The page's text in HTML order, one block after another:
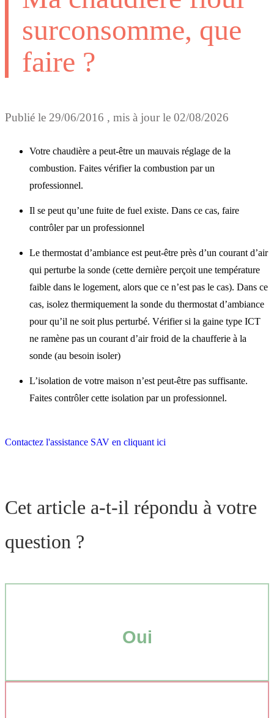
surconsomme, que
faire ?
Publié le 29/06/2016 , mis à jour le 02/08/2026
Votre chaudière a peut-être un mauvais réglage de la
combustion. Faites vérifier la combustion par un
professionnel.
Il se peut qu’une fuite de fuel existe. Dans ce cas, faire
contrôler par un professionnel
Le thermostat d’ambiance est peut-être près d’un courant d’air
qui perturbe la sonde (cette dernière perçoit une température
faible dans le logement, alors que ce n’est pas le cas). Dans ce
cas, isolez thermiquement la sonde du thermostat d’ambiance
pour qu’il ne soit plus perturbé. Vérifier si la gaine type ICT
ne ramène pas un courant d’air froid de la chaufferie à la
sonde (au besoin isoler)
L’isolation de votre maison n’est peut-être pas suffisante.
Faites contrôler cette isolation par un professionnel.
Contactez l'assistance SAV en cliquant ici
Cet article a-t-il répondu à votre
question ?
Oui